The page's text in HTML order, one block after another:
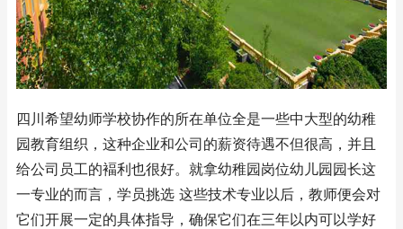
四川希望幼师学校协作的所在单位全是一些中大型的幼稚
园教育组织，这种企业和公司的薪资待遇不但很高，并且
给公司员工的褔利也很好。就拿幼稚园岗位幼儿园园长这
一专业的而言，学员挑选 这些技术专业以后，教师便会对
它们开展一定的具体指导，确保它们在三年以内可以学好